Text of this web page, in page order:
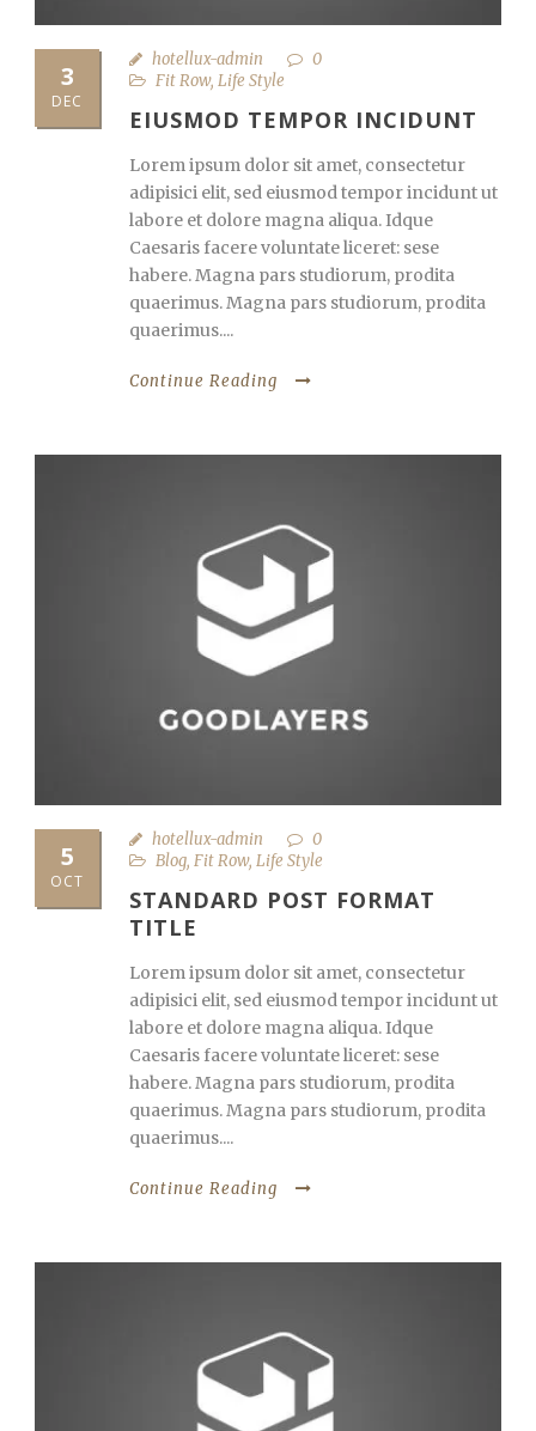
3
DEC
hotellux-admin
0
Fit Row, Life Style
EIUSMOD TEMPOR INCIDUNT
Lorem ipsum dolor sit amet, consectetur
adipisici elit, sed eiusmod tempor incidunt ut
labore et dolore magna aliqua. Idque
Caesaris facere voluntate liceret: sese
habere. Magna pars studiorum, prodita
quaerimus. Magna pars studiorum, prodita
quaerimus....
Continue Reading
5
OCT
hotellux-admin
0
Blog, Fit Row, Life Style
STANDARD POST FORMAT
TITLE
Lorem ipsum dolor sit amet, consectetur
adipisici elit, sed eiusmod tempor incidunt ut
labore et dolore magna aliqua. Idque
Caesaris facere voluntate liceret: sese
habere. Magna pars studiorum, prodita
quaerimus. Magna pars studiorum, prodita
quaerimus....
Continue Reading